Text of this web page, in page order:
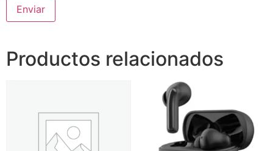
Productos relacionados